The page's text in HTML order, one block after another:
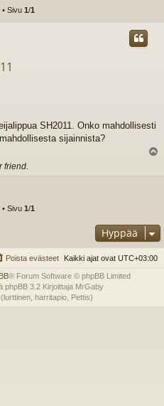
• Sivu 1/1
SH2011. Onko mahdollisesti
sijainnista?
friend.
• Sivu 1 /1
Hyppää
Kaikki ajat ovat UTC+03:00
Poista evästeet
® Forum Software © phpBB Limited
phpBB 3.2 Kirjoittaja MrGaby
harritapio, Pettis)